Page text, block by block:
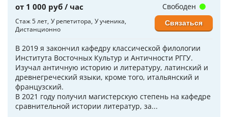
от 1 000 руб / час
Стаж 5 лет У репетитора У ученика
Дистанционно
В 2019 я закончил кафедру классической филологии
Института Восточных Культур и Античности РГГУ.
Изучал античную историю и литературу, латинский и
древнегреческий языки, кроме того, итальянский и
французский.
В 2021 году получил магистерскую степень на кафедре
сравнительной истории литератур, за...
Свободен
Связаться